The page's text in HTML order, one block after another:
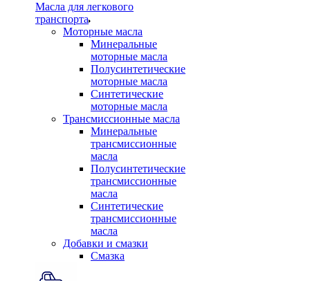
Масла для легкового
транспорта
Моторные масла
Минеральные
моторные масла
Полусинтетические
моторные масла
Синтетические
моторные масла
Трансмиссионные масла
Минеральные
трансмиссионные
масла
Полусинтетические
трансмиссионные
масла
Синтетические
трансмиссионные
масла
Добавки и смазки
Смазка